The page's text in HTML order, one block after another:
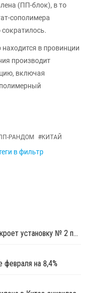
(ПП-блок), в то
сополимера
в провинции
производит
включая
РАНДОМ #КИТАЙ
в фильтр
Nanjing Chengzhi в середине марта закроет установку № 2 по выпуску олефинов в Нанкине
на 8,4%